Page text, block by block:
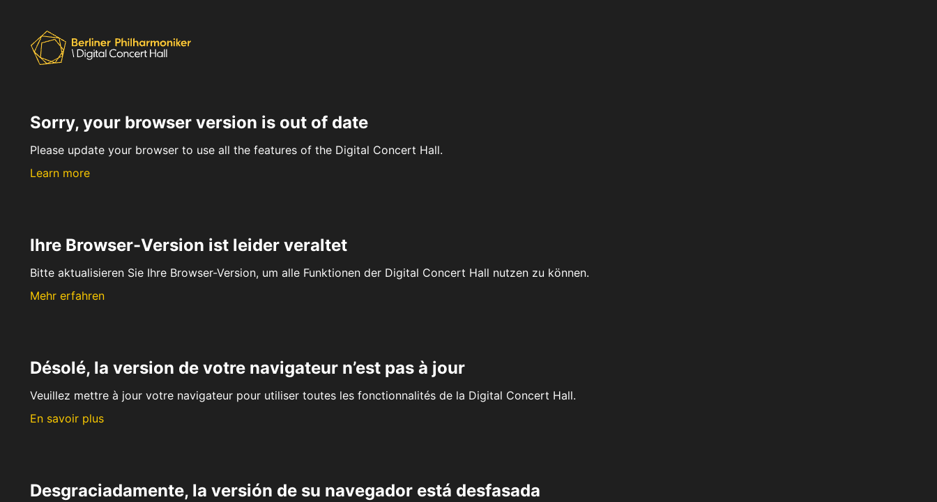
Sorry, your browser version is out of date
Please update your browser to use all the features of the Digital Concert Hall.
Learn more
Ihre Browser-Version ist leider veraltet
Bitte aktualisieren Sie Ihre Browser-Version, um alle Funktionen der Digital Concert Hall nutzen zu können.
Mehr erfahren
Désolé, la version de votre navigateur n’est pas à jour
Veuillez mettre à jour votre navigateur pour utiliser toutes les fonctionnalités de la Digital Concert Hall.
En savoir plus
Desgraciadamente, la versión de su navegador está desfasada